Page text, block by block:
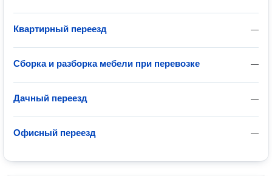
—
Квартирный переезд
—
Сборка и разборка мебели при перевозке
—
Дачный переезд
—
Офисный переезд